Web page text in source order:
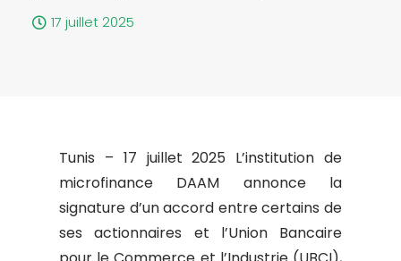
17 juillet 2025
Tunis – 17 juillet 2025 L’institution de
microfinance DAAM annonce la
signature d’un accord entre certains de
ses actionnaires et l’Union Bancaire